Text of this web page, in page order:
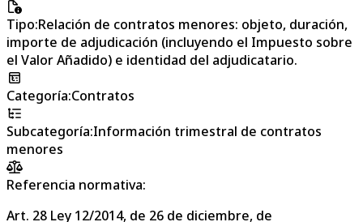
Tipo:Relación de contratos menores: objeto, duración,
importe de adjudicación (incluyendo el Impuesto sobre
el Valor Añadido) e identidad del adjudicatario.
Categoría:Contratos
Subcategoría:Información trimestral de contratos
menores
Referencia normativa:
Art. 28 Ley 12/2014, de 26 de diciembre, de